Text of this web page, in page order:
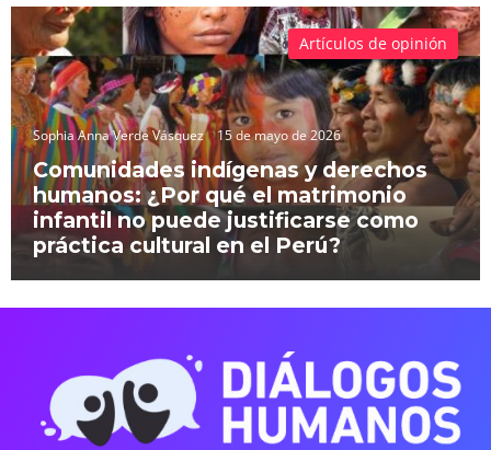
Sophia Anna Verde Vásquez 15 de mayo de 2026
Comunidades indígenas y derechos
humanos: ¿Por qué el matrimonio
infantil no puede justificarse como
práctica cultural en el Perú?
Artículos de opinión